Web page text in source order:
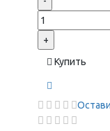
+
Купить